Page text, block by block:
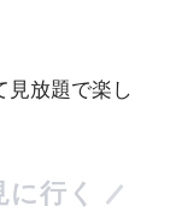
見放題で楽し
行く